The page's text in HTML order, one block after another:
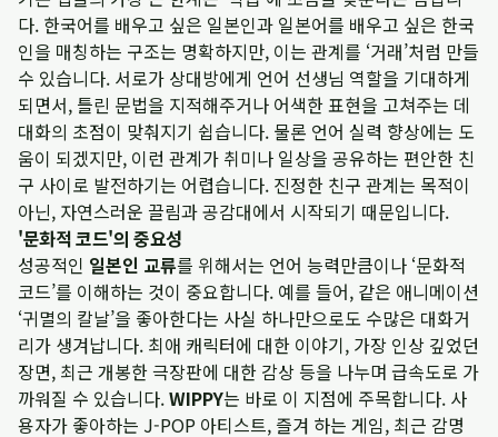
다. 한국어를 배우고 싶은 일본인과 일본어를 배우고 싶은 한국
인을 매칭하는 구조는 명확하지만, 이는 관계를 ‘거래’처럼 만들
수 있습니다. 서로가 상대방에게 언어 선생님 역할을 기대하게
되면서, 틀린 문법을 지적해주거나 어색한 표현을 고쳐주는 데
대화의 초점이 맞춰지기 쉽습니다. 물론 언어 실력 향상에는 도
움이 되겠지만, 이런 관계가 취미나 일상을 공유하는 편안한 친
구 사이로 발전하기는 어렵습니다. 진정한 친구 관계는 목적이
아닌, 자연스러운 끌림과 공감대에서 시작되기 때문입니다.
'문화적 코드'의 중요성
성공적인 일본인 교류를 위해서는 언어 능력만큼이나 ‘문화적
코드’를 이해하는 것이 중요합니다. 예를 들어, 같은 애니메이션
‘귀멸의 칼날’을 좋아한다는 사실 하나만으로도 수많은 대화거
리가 생겨납니다. 최애 캐릭터에 대한 이야기, 가장 인상 깊었던
장면, 최근 개봉한 극장판에 대한 감상 등을 나누며 급속도로 가
까워질 수 있습니다.WIPPY는 바로 이 지점에 주목합니다. 사
용자가 좋아하는 J-POP 아티스트, 즐겨 하는 게임, 최근 감명